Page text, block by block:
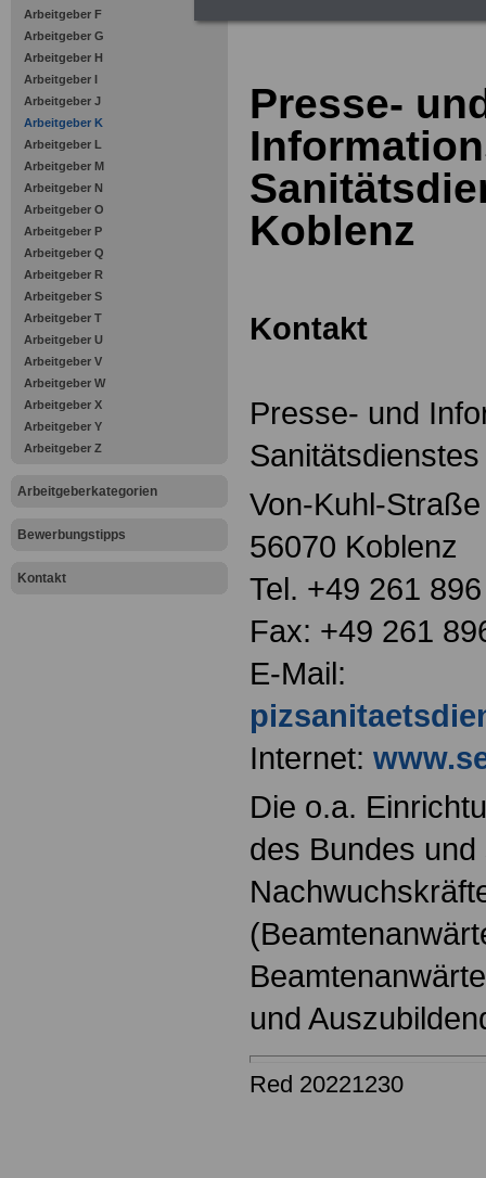
Arbeitgeber F
Arbeitgeber G
Arbeitgeber H
Arbeitgeber I
Arbeitgeber J
Arbeitgeber K
Arbeitgeber L
Arbeitgeber M
Arbeitgeber N
Arbeitgeber O
Arbeitgeber P
Arbeitgeber Q
Arbeitgeber R
Arbeitgeber S
Arbeitgeber T
Arbeitgeber U
Arbeitgeber V
Arbeitgeber W
Arbeitgeber X
Arbeitgeber Y
Arbeitgeber Z
Arbeitgeberkategorien
Bewerbungstipps
Kontakt
Presse-
Koblenz
Kontakt
Presse- und
Von-Kuhl-
56070 Koblenz
Tel. +49 261
Fax: +49 261
E-Mail:
Internet:
Die o.a.
des Bundes und
und
Red 20221230